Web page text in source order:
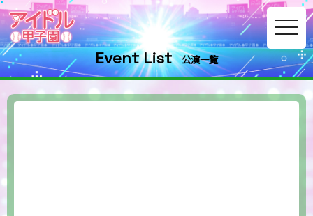
Event List 公演一覧
toggle